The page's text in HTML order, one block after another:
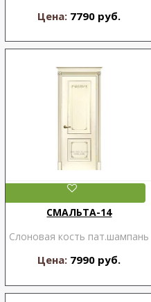
Цена: 7790 руб.
СМАЛЬТА-14
Слоновая кость пат.шампань
Цена: 7990 руб.